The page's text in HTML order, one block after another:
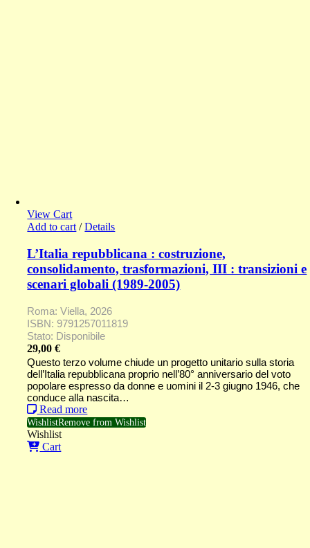
View Cart
Add to cart / Details
L’Italia repubblicana : costruzione,
consolidamento, trasformazioni, III : transizioni e
scenari globali (1989-2005)
Roma: Viella, 2026
ISBN: 9791257011819
Stato: Disponibile
29,00€
Questo terzo volume chiude un progetto unitario sulla storia
dell’Italia repubblicana proprio nell’80° anniversario del voto
popolare espresso da donne e uomini il 2-3 giugno 1946, che
conduce alla nascita…
Read more
WishlistRemove from Wishlist
Wishlist
Cart